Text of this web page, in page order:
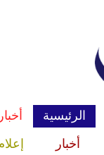
الرئيسية
أخبار